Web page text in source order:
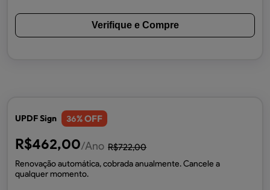
Verifique e Compre
UPDF Sign 36% OFF
R$462,00/Ano R$722,00
Renovação automática, cobrada anualmente. Cancele a
qualquer momento.